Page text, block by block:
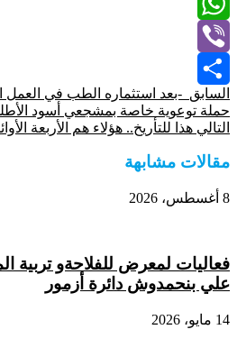
WhatsApp
Viber
Share
السابق -بعد استثماره الطب في
حملة توعوية خاصة بمشجعي أسود
التالي هذا للتأريخ.. هؤلاء هم الأربعة الأوائل
مقالات مشابهة
8 أغسطس، 2026
فعاليات لمعرض للفلاحةو تربية
علي بنحمدوش دائرة أزمور
14 مايو، 2026